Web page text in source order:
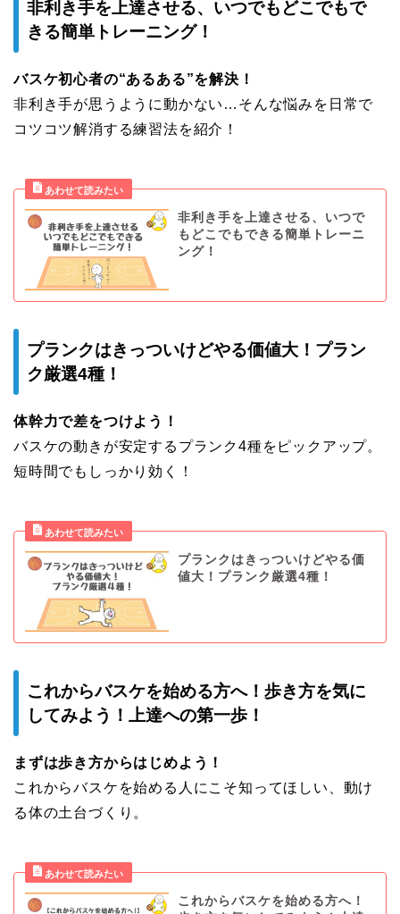
非利き手を上達させる、いつでもどこでもで
きる簡単トレーニング！
バスケ初心者の“あるある”を解決！
非利き手が思うように動かない…そんな悩みを日常で
コツコツ解消する練習法を紹介！
非利き手を上達させる、いつで
もどこでもできる簡単トレーニ
ング！
プランクはきっついけどやる価値大！プラン
ク厳選4種！
体幹力で差をつけよう！
バスケの動きが安定するプランク4種をピックアップ。
短時間でもしっかり効く！
プランクはきっついけどやる価
値大！プランク厳選4種！
これからバスケを始める方へ！歩き方を気に
してみよう！上達への第一歩！
まずは歩き方からはじめよう！
これからバスケを始める人にこそ知ってほしい、動け
る体の土台づくり。
これからバスケを始める方へ！